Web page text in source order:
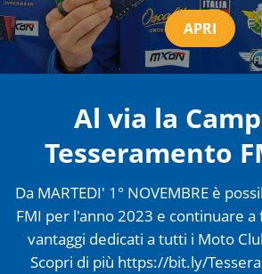
APRI
Al via la
Tesseramento
Da MARTEDI' 1° NOVEMBRE è
FMI per l'anno 2023 e continuare
vantaggi dedicati a tutti i Moto
Scopri di più https://bit.ly/